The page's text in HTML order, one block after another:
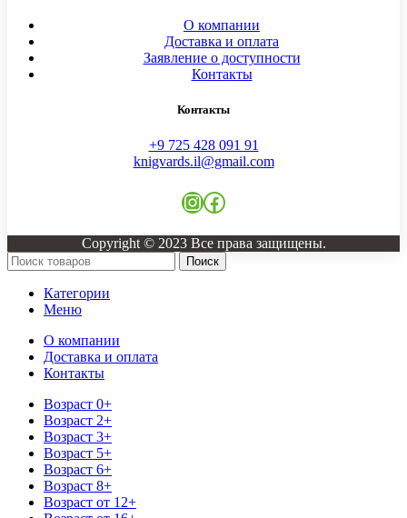
О компании
Доставка и оплата
Заявление о доступности
Контакты
Контакты
+9 725 428 091 91
knigvards.il@gmail.com
Copyright © 2023 Все права защищены.
Поиск
Категории
Меню
О компании
Доставка и оплата
Контакты
Возраст 0+
Возраст 2+
Возраст 3+
Возраст 5+
Возраст 6+
Возраст 8+
Возраст от 12+